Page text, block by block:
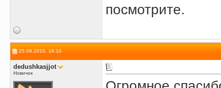
посмотрите.
25.09.2010, 18:10
dedushkasjjot
Новичок